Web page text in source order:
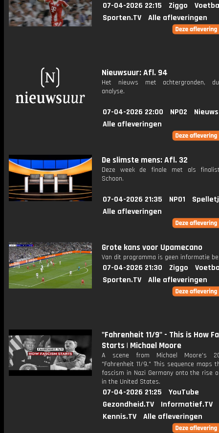
07-04-2026 22:15 Ziggo
Sporten.TV
Alle afleveringen
Nieuwsuur: Afl. 94
Het nieuws met achtergronden,
analyse.
07-04-2026 22:00 NPO2
Alle afleveringen
De slimste mens: Afl. 32
Deze week de finale met als
Schoon.
07-04-2026 21:35 NPO1
Alle afleveringen
Grote kans voor Upamecano
Van dit programma is geen informatie
07-04-2026 21:30 Ziggo
Sporten.TV
Alle afleveringen
"Fahrenheit 11/9" - This is How
Starts | Michael Moore
A scene from Michael Moore's
"Fahrenheit 11/9." This sequence maps
fascism in Nazi Germany onto the rise
in the United States.
07-04-2026 21:25
YouTube
Gezondheid.TV
Informatief.TV
Kennis.TV
Alle afleveringen